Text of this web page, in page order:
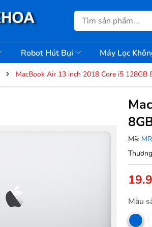
Robot Hút Bụi Máy Lọc
MacBook Air 13 inch 2018 Core i5 128GB
Mã:
Màu